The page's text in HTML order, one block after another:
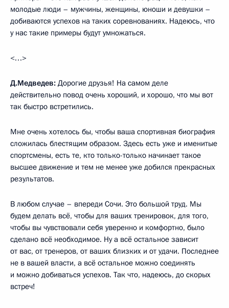
молодые люди – мужчины, женщины, юноши и девушки –
добиваются успехов на таких соревнованиях. Надеюсь, что
у нас такие примеры будут умножаться.
<…>
Д.Медведев: Дорогие друзья! На самом деле
действительно повод очень хороший, и хорошо, что мы вот
так быстро встретились.
Мне очень хотелось бы, чтобы ваша спортивная биография
сложилась блестящим образом. Здесь есть уже и именитые
спортсмены, есть те, кто только-только начинает такое
высшее движение и тем не менее уже добился прекрасных
результатов.
В любом случае – впереди Сочи. Это большой труд. Мы
будем делать всё, чтобы для ваших тренировок, для того,
чтобы вы чувствовали себя уверенно и комфортно, было
сделано всё необходимое. Ну а всё остальное зависит
от вас, от тренеров, от ваших близких и от удачи. Последнее
не в вашей власти, а всё остальное можно соединять
и можно добиваться успехов. Так что, надеюсь, до скорых
встреч!